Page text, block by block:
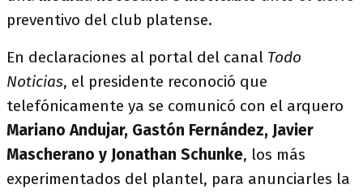
preventivo del club platense.
En declaraciones al portal del canal Todo
Noticias, el presidente reconoció que
telefónicamente ya se comunicó con el arquero
Mariano Andujar, Gastón Fernández, Javier
Mascherano y Jonathan Schunke, los más
experimentados del plantel, para anunciarles la